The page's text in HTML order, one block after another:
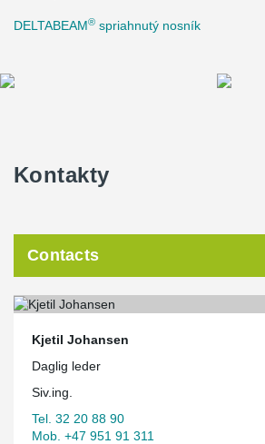
DELTABEAM® spriahnutý nosník
Kontakty
Contacts
Kjetil Johansen
Daglig leder
Siv.ing.
Tel. 32 20 88 90
Mob. +47 951 91 311